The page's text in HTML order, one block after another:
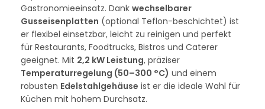
Gastronomieeinsatz. Dank wechselbarer
Gusseisenplatten (optional Teflon-beschichtet) ist
er flexibel einsetzbar, leicht zu reinigen und perfekt
für Restaurants, Foodtrucks, Bistros und Caterer
geeignet. Mit 2,2 kW Leistung, präziser
Temperaturregelung (50–300 °C) und einem
robusten Edelstahlgehäuse ist er die ideale Wahl für
Küchen mit hohem Durchsatz.